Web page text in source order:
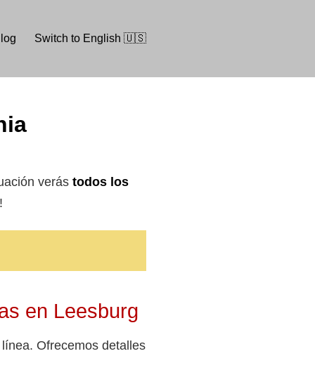
Switch to English 🇺🇸
verás todos los
en Leesburg
Ofrecemos detalles